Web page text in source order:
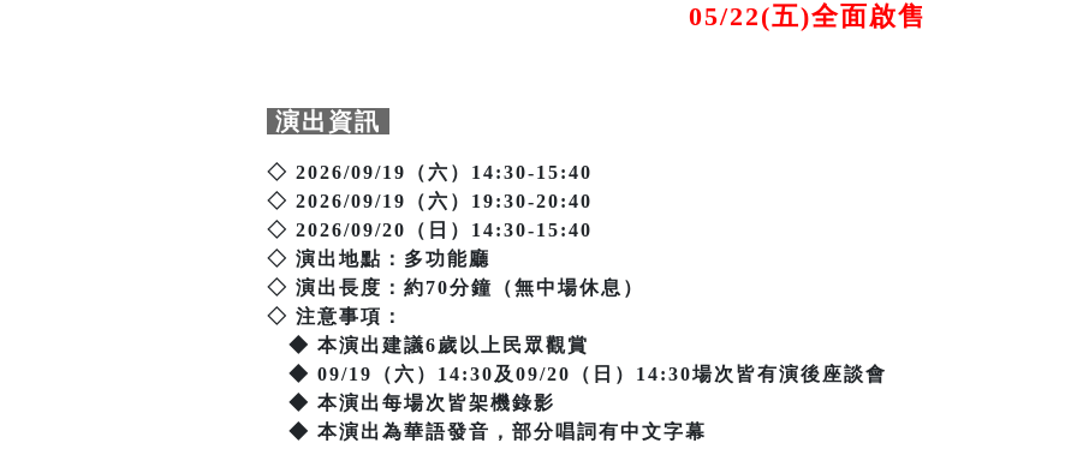
05/22(五)全面啟售
演出資訊
◇ 2026/09/19（六）14:30-15:40
◇ 2026/09/19（六）19:30-20:40
◇ 2026/09/20（日）14:30-15:40
◇ 演出地點：多功能廳
◇ 演出長度：約70分鐘（無中場休息）
◇ 注意事項：
◆ 本演出建議6歲以上民眾觀賞
◆ 09/19（六）14:30及09/20（日）14:30場次皆有演後座談會
◆ 本演出每場次皆架機錄影
◆ 本演出為華語發音，部分唱詞有中文字幕